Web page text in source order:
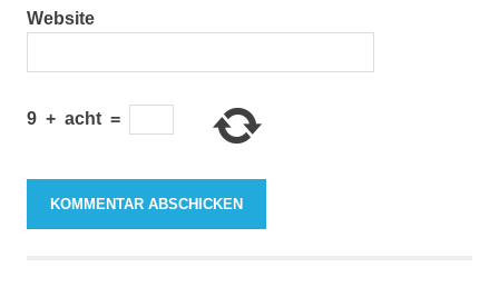
Website
9 + acht =